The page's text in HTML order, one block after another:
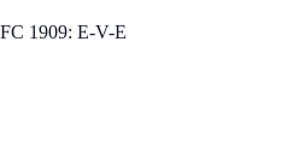
1909: E-V-E